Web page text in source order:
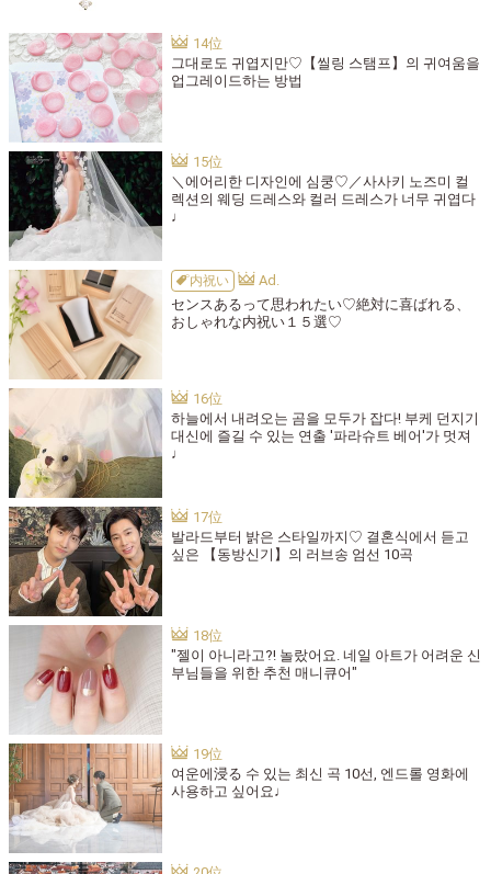
그대로도 귀엽지만♡【씰링 스탬프】의 귀여움을
업그레이드하는 방법
＼에어리한 디자인에 심쿵♡／사사키 노즈미 컬
렉션의 웨딩 드레스와 컬러 드레스가 너무 귀엽다
♩
内祝い
センスあるって思われたい♡絶対に喜ばれる、
おしゃれな内祝い１５選♡
하늘에서 내려오는 곰을 모두가 잡다! 부케 던지기
대신에 즐길 수 있는 연출 '파라슈트 베어'가 멋져
♩
발라드부터 밝은 스타일까지♡ 결혼식에서 듣고
싶은 【동방신기】의 러브송 엄선 10곡
"젤이 아니라고?! 놀랐어요. 네일 아트가 어려운 신
부님들을 위한 추천 매니큐어"
여운에浸る 수 있는 최신 곡 10선, 엔드롤 영화에
사용하고 싶어요♩